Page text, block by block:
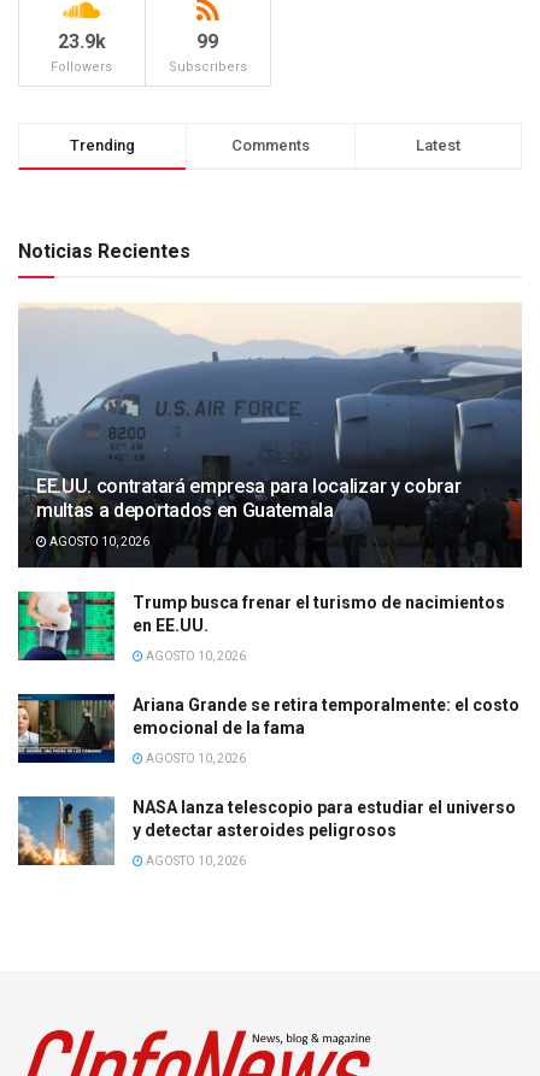
23.9k
Followers
99
Subscribers
Trending Comments Latest
Noticias Recientes
EE.UU. contratará empresa para localizar y cobrar
multas a deportados en Guatemala
AGOSTO 10, 2026
Trump busca frenar el turismo de nacimientos
en EE.UU.
AGOSTO 10, 2026
Ariana Grande se retira temporalmente: el costo
emocional de la fama
AGOSTO 10, 2026
NASA lanza telescopio para estudiar el universo
y detectar asteroides peligrosos
AGOSTO 10, 2026